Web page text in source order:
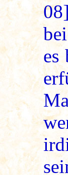
08]
es